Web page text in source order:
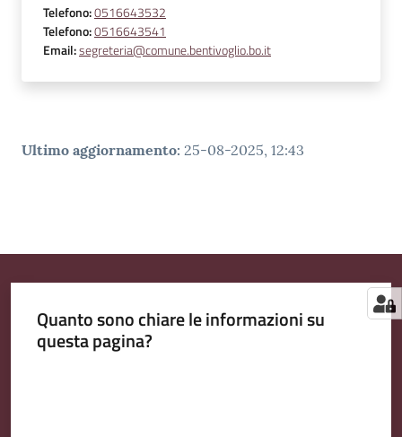
Telefono:0516643532
Telefono:0516643541
Email:segreteria@comune.bentivoglio.bo.it
Ultimo aggiornamento: 25-08-2025, 12:43
Quanto sono chiare le informazioni su
questa pagina?